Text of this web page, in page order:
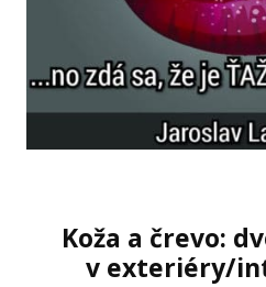
Koža a črevo:
v exteriéry/